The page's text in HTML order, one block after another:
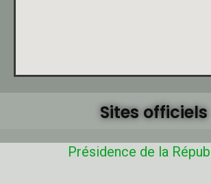
Sites officiels
Présidence de la